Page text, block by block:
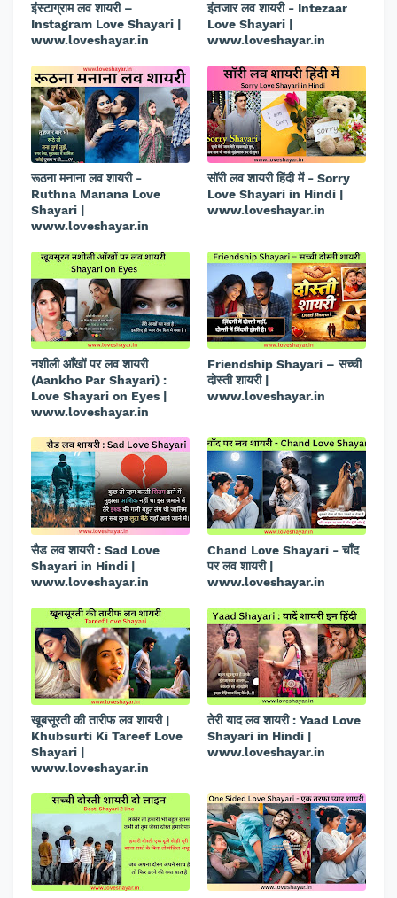
इंस्टाग्राम लव शायरी –
Instagram Love Shayari |
www.loveshayar.in
इंतजार लव शायरी - Intezaar
Love Shayari |
www.loveshayar.in
रूठना मनाना लव शायरी -
Ruthna Manana Love
Shayari |
www.loveshayar.in
सॉरी लव शायरी हिंदी में - Sorry
Love Shayari in Hindi |
www.loveshayar.in
नशीली आँखों पर लव शायरी
(Aankho Par Shayari) :
Love Shayari on Eyes |
www.loveshayar.in
Friendship Shayari – सच्ची
दोस्ती शायरी |
www.loveshayar.in
सैड लव शायरी : Sad Love
Shayari in Hindi |
www.loveshayar.in
Chand Love Shayari - चाँद
पर लव शायरी |
www.loveshayar.in
खूबसूरती की तारीफ लव शायरी |
Khubsurti Ki Tareef Love
Shayari |
www.loveshayar.in
तेरी याद लव शायरी : Yaad Love
Shayari in Hindi |
www.loveshayar.in